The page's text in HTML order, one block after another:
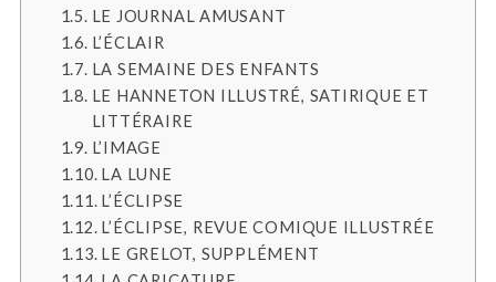
LE JOURNAL AMUSANT
L’ÉCLAIR
LA SEMAINE DES ENFANTS
LE HANNETON ILLUSTRÉ, SATIRIQUE ET
LITTÉRAIRE
L’IMAGE
LA LUNE
L’ÉCLIPSE
L’ÉCLIPSE, REVUE COMIQUE ILLUSTRÉE
LE GRELOT, SUPPLÉMENT